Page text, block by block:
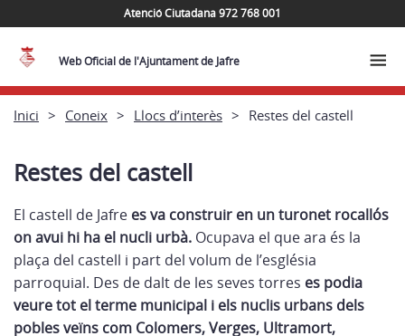
Atenció Ciutadana 972 768 001
Web Oficial de l'Ajuntament de Jafre
Inici Coneix Llocs d’interès Restes del castell
Restes del castell
El castell de Jafre es va construir en un turonet rocallós
on avui hi ha el nucli urbà. Ocupava el que ara és la
plaça del castell i part del volum de l’església
parroquial. Des de dalt de les seves torres es podia
veure tot el terme municipal i els nuclis urbans dels
pobles veïns com Colomers, Verges, Ultramort,